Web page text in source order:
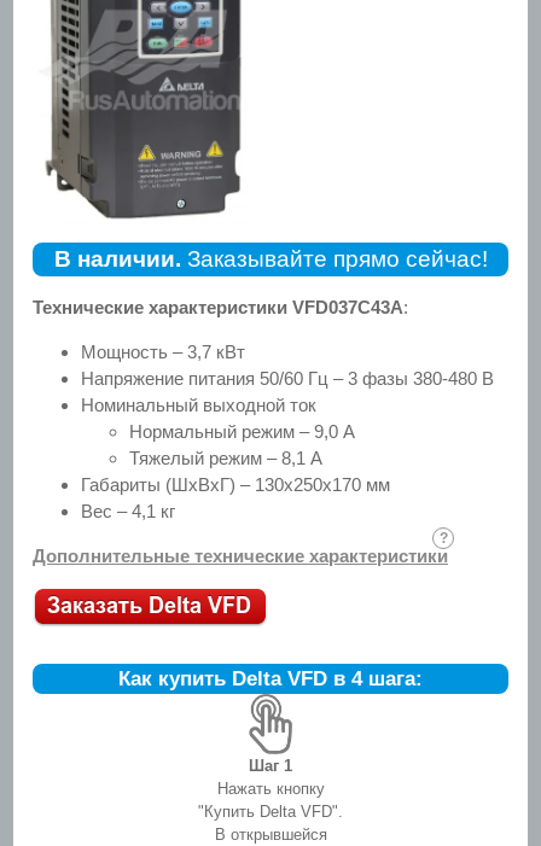
В наличии. Заказывайте прямо сейчас!
Технические характеристики VFD037C43A:
Мощность – 3,7 кВт
Напряжение питания 50/60 Гц – 3 фазы 380-480 В
Номинальный выходной ток
Нормальный режим – 9,0 А
Тяжелый режим – 8,1 А
Габариты (ШхВхГ) – 130х250х170 мм
Вес – 4,1 кг
Дополнительные технические характеристики
Как купить Delta VFD в 4 шага:
Шаг 1
Нажать кнопку
"Купить Delta VFD".
В открывшейся